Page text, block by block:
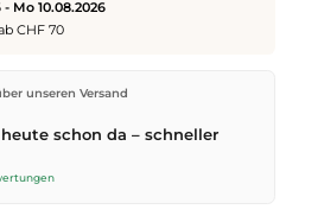
Mo 10.08.2026
CHF 70
unserem Lager in Kriens. Ab
Bestellungen bis
Tag versendet – Zustellung am
der Schweizerischen Post.
unseren Versand
schon da – schneller